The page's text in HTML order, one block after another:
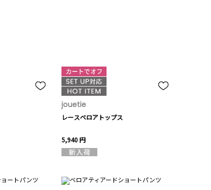
jouetie
レースベロアトップス
5,940 円